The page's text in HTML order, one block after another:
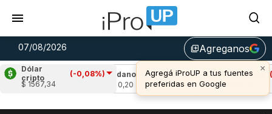
07/08/2026 library_addAgreganos
×
Agregá iProUP a tus fuentes
preferidas en Google
Dólar
cripto
(-0,08%)
$ 1567,34
Cardano (-0,21%)
Avalanche (-
u$s 6,45